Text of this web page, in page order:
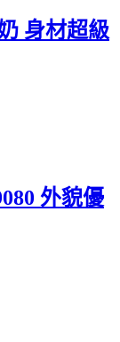
身材超級
外貌優